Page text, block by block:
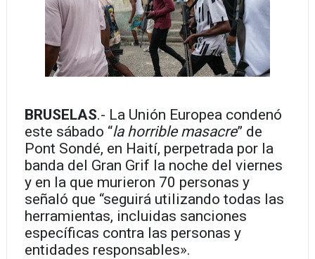
BRUSELAS.- La Unión Europea condenó
este sábado “la horrible masacre” de
Pont Sondé, en Haití, perpetrada por la
banda del Gran Grif la noche del viernes
y en la que murieron 70 personas y
señaló que “seguirá utilizando todas las
herramientas, incluidas sanciones
específicas contra las personas y
entidades responsables».